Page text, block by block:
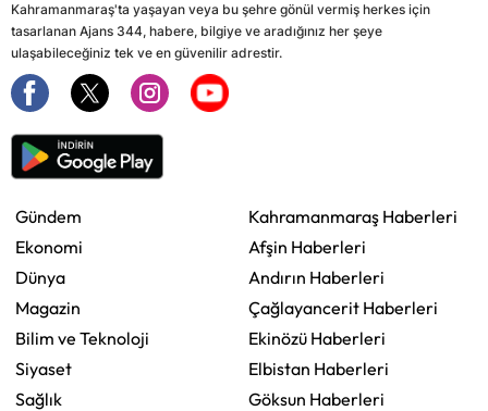
Kahramanmaraş'ta yaşayan veya bu şehre gönül vermiş herkes için
tasarlanan Ajans 344, habere, bilgiye ve aradığınız her şeye
ulaşabileceğiniz tek ve en güvenilir adrestir.
Gündem
Ekonomi
Dünya
Magazin
Bilim ve Teknoloji
Siyaset
Sağlık
Kahramanmaraş Haberleri
Afşin Haberleri
Andırın Haberleri
Çağlayancerit Haberleri
Ekinözü Haberleri
Elbistan Haberleri
Göksun Haberleri